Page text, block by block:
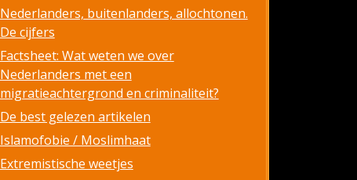
Nederlanders, buitenlanders, allochtonen.
De cijfers
Factsheet: Wat weten we over
Nederlanders met een
migratieachtergrond en criminaliteit?
De best gelezen artikelen
Islamofobie / Moslimhaat
Extremistische weetjes